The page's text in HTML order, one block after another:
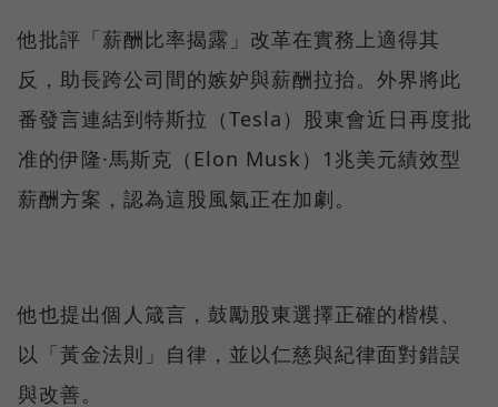
他批評「薪酬比率揭露」改革在實務上適得其
反，助長跨公司間的嫉妒與薪酬拉抬。外界將此
番發言連結到特斯拉（Tesla）股東會近日再度批
准的伊隆·馬斯克（Elon Musk）1兆美元績效型
薪酬方案，認為這股風氣正在加劇。
他也提出個人箴言，鼓勵股東選擇正確的楷模、
以「黃金法則」自律，並以仁慈與紀律面對錯誤
與改善。